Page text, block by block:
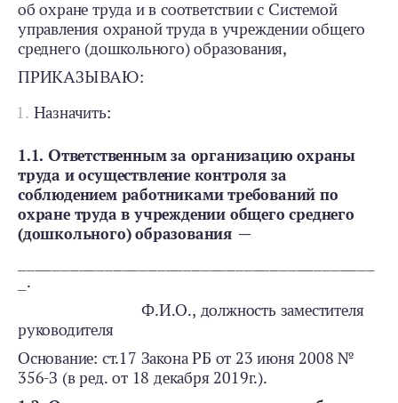
об охране труда и в соответствии с Системой
управления охраной труда в учреждении общего
среднего (дошкольного) образования,
ПРИКАЗЫВАЮ:
Назначить:
1.1. Ответственным за организацию охраны
труда и осуществление контроля за
соблюдением работниками требований по
охране труда в учреждении общего среднего
(дошкольного) образования —
_.
Ф.И.О., должность заместителя
руководителя
Основание: ст.17 Закона РБ от 23 июня 2008 №
356-З (в ред. от 18 декабря 2019г.).